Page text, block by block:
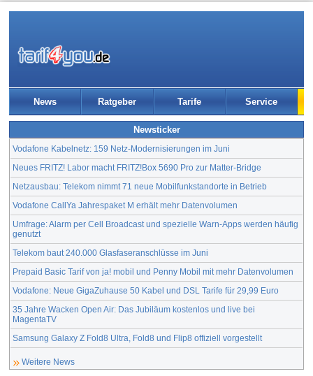
News Ratgeber Tarife Service
Newsticker
Vodafone Kabelnetz: 159 Netz-Modernisierungen im Juni
Neues FRITZ! Labor macht FRITZ!Box 5690 Pro zur Matter-Bridge
Netzausbau: Telekom nimmt 71 neue Mobilfunkstandorte in Betrieb
Vodafone CallYa Jahrespaket M erhält mehr Datenvolumen
Umfrage: Alarm per Cell Broadcast und spezielle Warn-Apps werden häufig
genutzt
Telekom baut 240.000 Glasfaseranschlüsse im Juni
Prepaid Basic Tarif von ja! mobil und Penny Mobil mit mehr Datenvolumen
Vodafone: Neue GigaZuhause 50 Kabel und DSL Tarife für 29,99 Euro
35 Jahre Wacken Open Air: Das Jubiläum kostenlos und live bei
MagentaTV
Samsung Galaxy Z Fold8 Ultra, Fold8 und Flip8 offiziell vorgestellt
Weitere News